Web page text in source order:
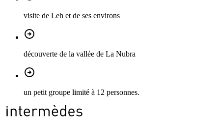
visite de Leh et de ses environs
découverte de la vallée de La Nubra
un petit groupe limité à 12 personnes.